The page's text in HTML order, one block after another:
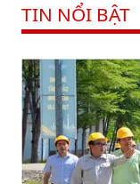
TIN NỔI BẬT